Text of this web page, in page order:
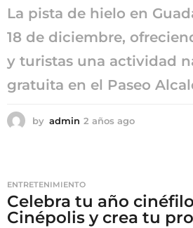
La pista de hielo en
18 de diciembre,
y turistas una actividad
gratuita en el Paseo
by admin 2 años ago
g
o
ENTRETENIMIENTO
Celebra tu año
Cinépolis y crea tu